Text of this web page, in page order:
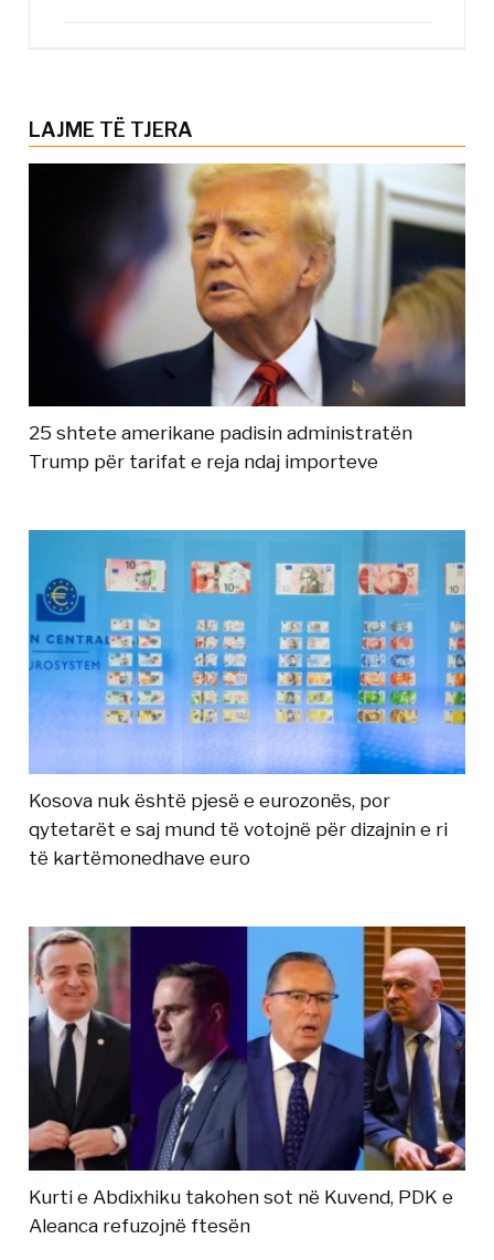
LAJME TË TJERA
25 shtete amerikane padisin administratën
Trump për tarifat e reja ndaj importeve
Kosova nuk është pjesë e eurozonës, por
qytetarët e saj mund të votojnë për dizajnin e ri
të kartëmonedhave euro
Kurti e Abdixhiku takohen sot në Kuvend, PDK e
Aleanca refuzojnë ftesën